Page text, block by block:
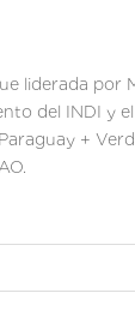
liderada por
del INDI y
+